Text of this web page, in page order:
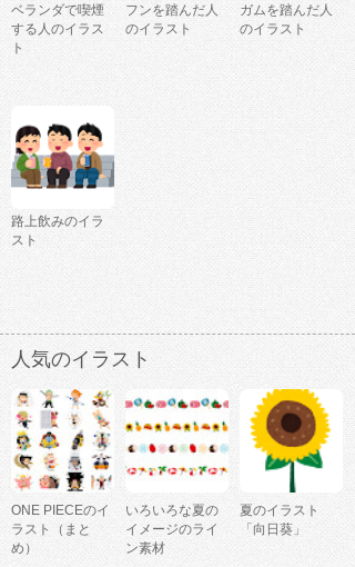
ベランダで喫煙
する人のイラス
ト
フンを踏んだ人
のイラスト
ガムを踏んだ人
のイラスト
路上飲みのイラ
スト
人気のイラスト
ONE PIECEのイ
ラスト（まと
め）
いろいろな夏の
イメージのライ
ン素材
夏のイラスト
「向日葵」